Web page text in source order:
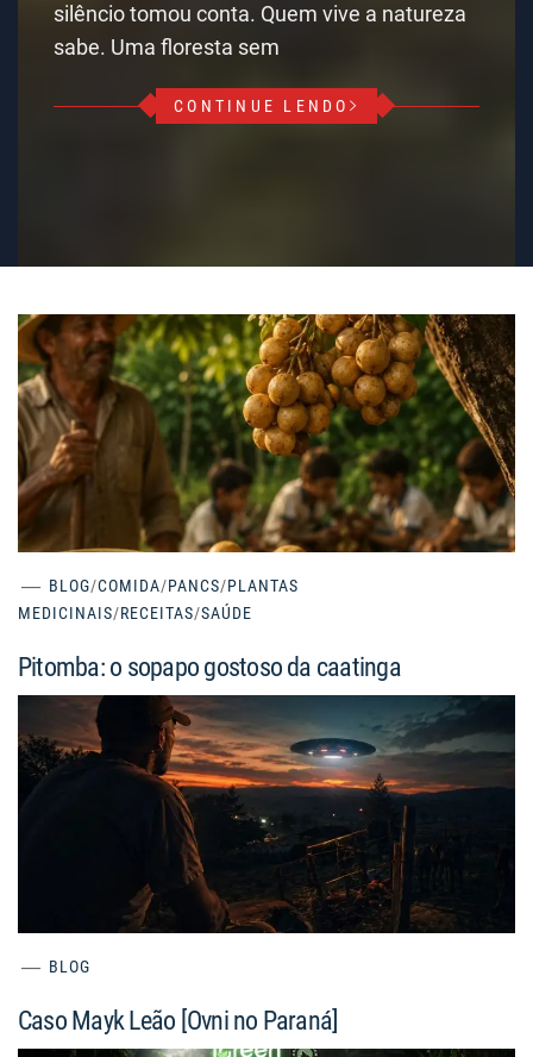
silêncio tomou conta. Quem vive a natureza
sabe. Uma floresta sem
CONTINUE LENDO
BLOG/COMIDA/PANCS/PLANTAS
MEDICINAIS/RECEITAS/SAÚDE
Pitomba: o sopapo gostoso da caatinga
BLOG
Caso Mayk Leão [Ovni no Paraná]